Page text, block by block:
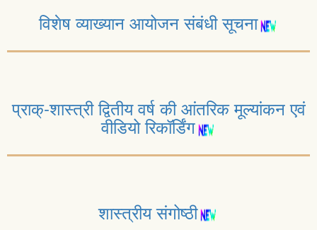
विशेष व्याख्यान आयोजन संबंधी सूचना
प्राक्-शास्त्री द्वितीय वर्ष की आंतरिक मूल्यांकन एवं
वीडियो रिकॉर्डिंग
शास्त्रीय संगोष्ठी